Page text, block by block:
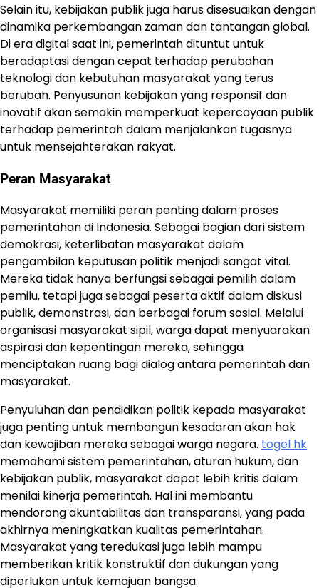
Selain itu, kebijakan publik juga harus disesuaikan dengan
dinamika perkembangan zaman dan tantangan global.
Di era digital saat ini, pemerintah dituntut untuk
beradaptasi dengan cepat terhadap perubahan
teknologi dan kebutuhan masyarakat yang terus
berubah. Penyusunan kebijakan yang responsif dan
inovatif akan semakin memperkuat kepercayaan publik
terhadap pemerintah dalam menjalankan tugasnya
untuk mensejahterakan rakyat.
Peran Masyarakat
Masyarakat memiliki peran penting dalam proses
pemerintahan di Indonesia. Sebagai bagian dari sistem
demokrasi, keterlibatan masyarakat dalam
pengambilan keputusan politik menjadi sangat vital.
Mereka tidak hanya berfungsi sebagai pemilih dalam
pemilu, tetapi juga sebagai peserta aktif dalam diskusi
publik, demonstrasi, dan berbagai forum sosial. Melalui
organisasi masyarakat sipil, warga dapat menyuarakan
aspirasi dan kepentingan mereka, sehingga
menciptakan ruang bagi dialog antara pemerintah dan
masyarakat.
Penyuluhan dan pendidikan politik kepada masyarakat
juga penting untuk membangun kesadaran akan hak
dan kewajiban mereka sebagai warga negara. togel hk
memahami sistem pemerintahan, aturan hukum, dan
kebijakan publik, masyarakat dapat lebih kritis dalam
menilai kinerja pemerintah. Hal ini membantu
mendorong akuntabilitas dan transparansi, yang pada
akhirnya meningkatkan kualitas pemerintahan.
Masyarakat yang teredukasi juga lebih mampu
memberikan kritik konstruktif dan dukungan yang
diperlukan untuk kemajuan bangsa.